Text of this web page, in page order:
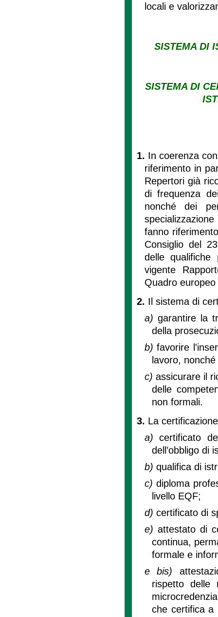
locali e
SISTEMA DI
SISTEMA DI
1. In coerenza
riferimento in
Repertori già
di frequenza
nonché dei
fanno
Consiglio del
delle qualifiche
vigente
Quadro europeo
2. Il sistema di
a) garantire la
della
b)favorire
lavoro,
c) assicurare il
delle
non formali.
3. La
a)certificato
dell’obbligo di
b) qualifica di
c) diploma
livello EQF;
d) certificato di
e) attestato di
continua,
formale e
e bis)
rispetto delle
che certifica a